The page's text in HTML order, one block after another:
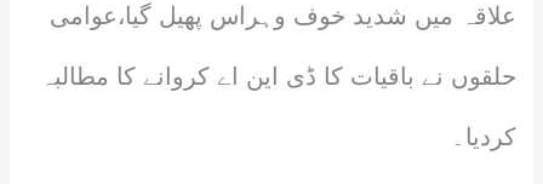
علاقہ میں شدید خوف وہراس پھیل گیا،عوامی
حلقوں نے باقیات کا ڈی این اے کروانے کا مطالبہ
کردیا۔